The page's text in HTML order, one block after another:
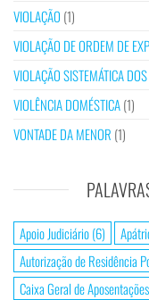
VIOLAÇÃO (1)
VIOLAÇÃO DE ORDEM DE
VIOLAÇÃO SISTEMÁTICA
VIOLÊNCIA DOMÉSTICA(1)
VONTADE DA MENOR (1)
Apoio Judiciário(6)
Autorização de Residência
Caixa Geral de Aposentações